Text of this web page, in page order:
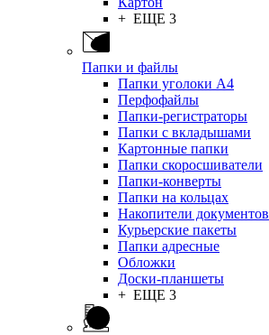
+ ЕЩЕ 3
Папки и файлы
Папки уголоки А4
Перфофайлы
Папки-регистраторы
Папки с вкладышами
Картонные папки
Папки скоросшиватели
Папки-конверты
Папки на кольцах
Накопители документов
Курьерские пакеты
Папки адресные
Обложки
Доски-планшеты
+ ЕЩЕ 3